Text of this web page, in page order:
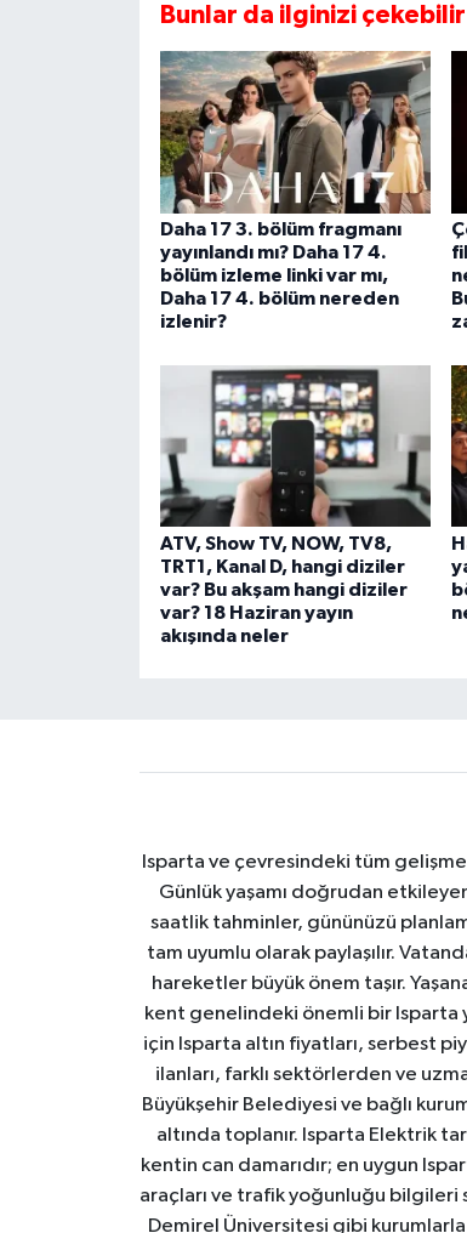
Bunlar da ilginizi çekebilir
Daha 17 3. bölüm fragmanı
yayınlandı mı? Daha 17 4.
bölüm izleme linki var mı,
Daha 17 4. bölüm nereden
izlenir?
ATV, Show TV, NOW, TV8,
TRT1, Kanal D, hangi diziler
var? Bu akşam hangi diziler
var? 18 Haziran yayın
akışında neler
Isparta ve çevresindeki tüm
Günlük yaşamı doğrudan
saatlik tahminler, gününüzü
tam uyumlu olarak paylaşılır.
hareketler büyük önem taşır.
kent genelindeki önemli bir Isparta
için Isparta altın fiyatları, serbest
ilanları, farklı sektörlerden ve
Büyükşehir Belediyesi ve bağlı
altında toplanır. Isparta Elektrik
kentin can damarıdır; en uygun
araçları ve trafik yoğunluğu bilgileri
Demirel Üniversitesi gibi